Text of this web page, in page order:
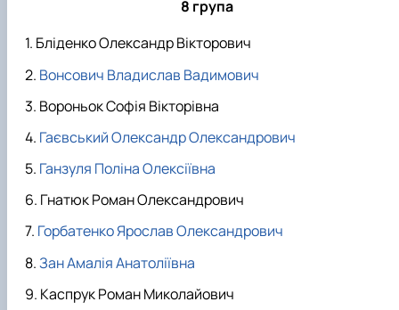
8 група
Бліденко Олександр Вікторович
Вонсович Владислав Вадимович
Вороньок Софія Вікторівна
Гаєвський Олександр Олександрович
Ганзуля Поліна Олексіївна
Гнатюк Роман Олександрович
Горбатенко Ярослав Олександрович
Зан Амалія Анатоліївна
Каспрук Роман Миколайович